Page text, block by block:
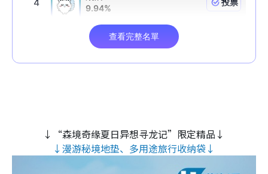
↓“森境奇缘夏日异想寻龙记”限定精品↓
↓漫游秘境地垫、多用途旅行收纳袋↓